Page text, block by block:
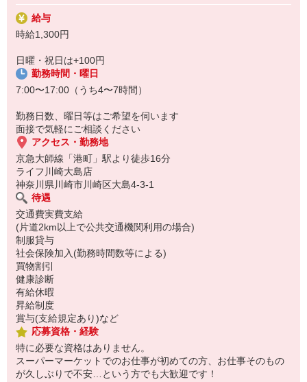
給与
時給1,300円
日曜・祝日は+100円
勤務時間・曜日
7:00〜17:00（うち4〜7時間）
勤務日数、曜日等はご希望を伺います
面接で気軽にご相談ください
アクセス・勤務地
京急大師線「港町」駅より徒歩16分
ライフ川崎大島店
神奈川県川崎市川崎区大島4-3-1
待遇
交通費実費支給
(片道2km以上で公共交通機関利用の場合)
制服貸与
社会保険加入(勤務時間数等による)
買物割引
健康診断
有給休暇
昇給制度
賞与(支給規定あり)など
応募資格・経験
特に必要な資格はありません。
スーパーマーケットでのお仕事が初めての方、お仕事そのもの
が久しぶりで不安…という方でも大歓迎です！